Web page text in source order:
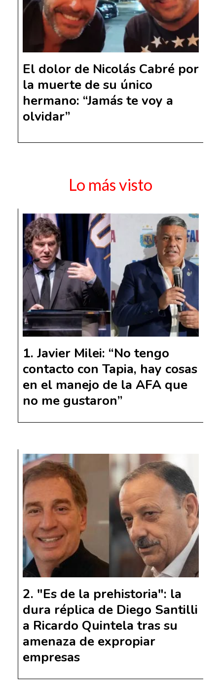
El dolor de Nicolás Cabré por
la muerte de su único
hermano: “Jamás te voy a
olvidar”
Lo más visto
Javier Milei: “No tengo
contacto con Tapia, hay cosas
en el manejo de la AFA que
no me gustaron”
"Es de la prehistoria": la
dura réplica de Diego Santilli
a Ricardo Quintela tras su
amenaza de expropiar
empresas